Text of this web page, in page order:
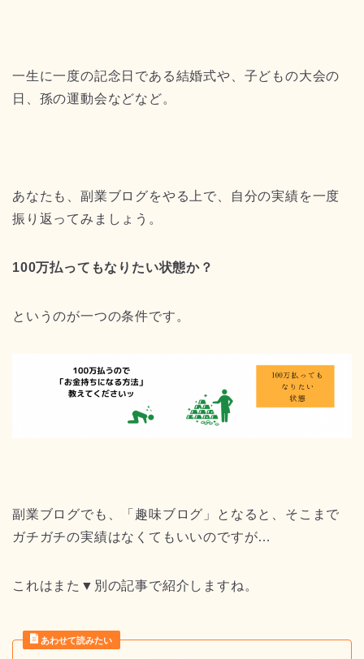
一生に一度の記念日である結婚式や、子どもの大会の
日、孫の運動会などなど。
あなたも、副業ブログをやる上で、自分の実績を一度
振り返ってみましょう。
100万払ってもなりたい状態か？
というのが一つの条件です。
副業ブログでも、「趣味ブログ」となると、そこまで
ガチガチの実績はなくてもいいのですが…
これはまた▼別の記事で紹介しますね。